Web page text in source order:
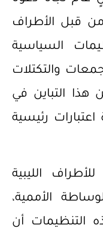
من قبل الأطراف
السياسية
والتكتلات
هذا التباين في
رئيسية
الليبية
الأممية،
أن